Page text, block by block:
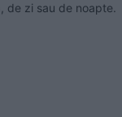
de zi sau de noapte.